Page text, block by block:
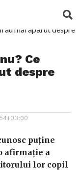
Ce
despre
puține
afirmație a
lor copil